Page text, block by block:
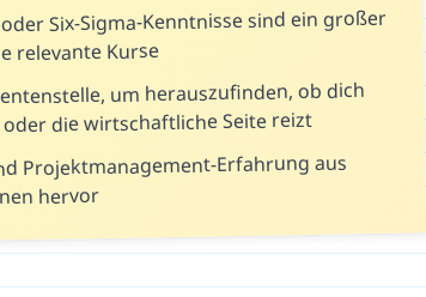
Six-Sigma-Kenntnisse sind ein großer
relevante Kurse
um herauszufinden, ob dich
die wirtschaftliche Seite reizt
Projektmanagement-Erfahrung aus
hervor